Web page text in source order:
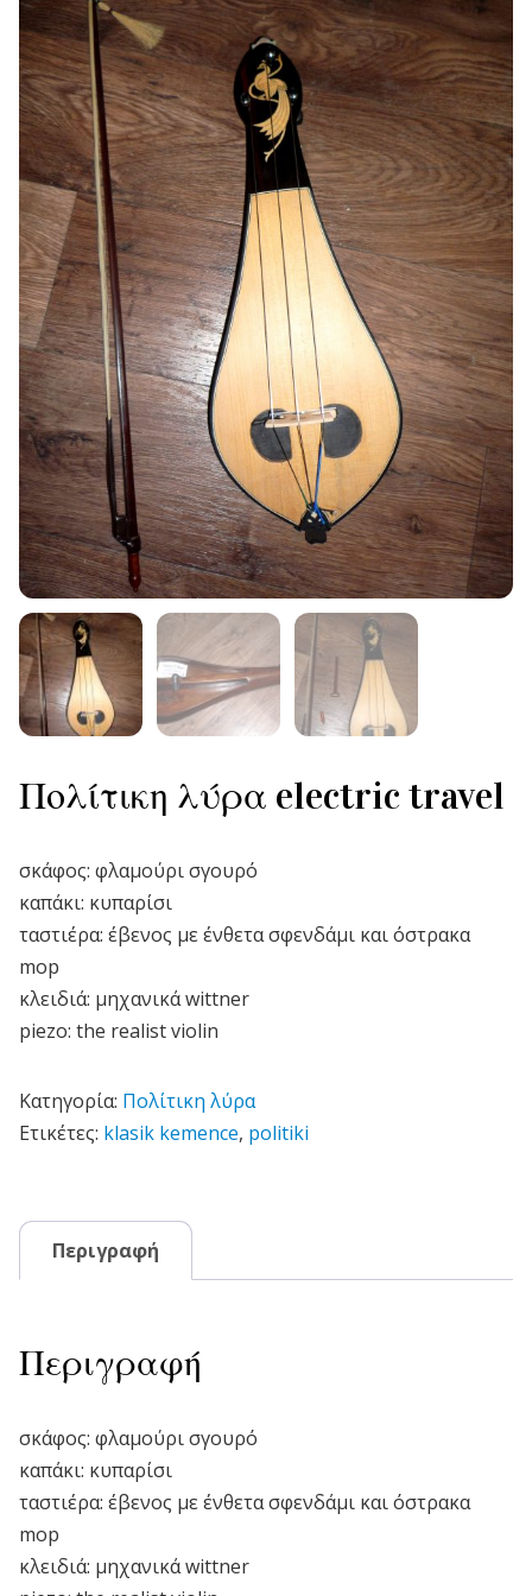
Πολίτικη λύρα electric travel
σκάφος: φλαμούρι σγουρό
καπάκι: κυπαρίσι
ταστιέρα: έβενος με ένθετα σφενδάμι και όστρακα
mop
κλειδιά: μηχανικά wittner
piezo: the realist violin
Κατηγορία: Πολίτικη λύρα
Ετικέτες: klasik kemence, politiki
Περιγραφή
Περιγραφή
σκάφος: φλαμούρι σγουρό
καπάκι: κυπαρίσι
ταστιέρα: έβενος με ένθετα σφενδάμι και όστρακα
mop
κλειδιά: μηχανικά wittner